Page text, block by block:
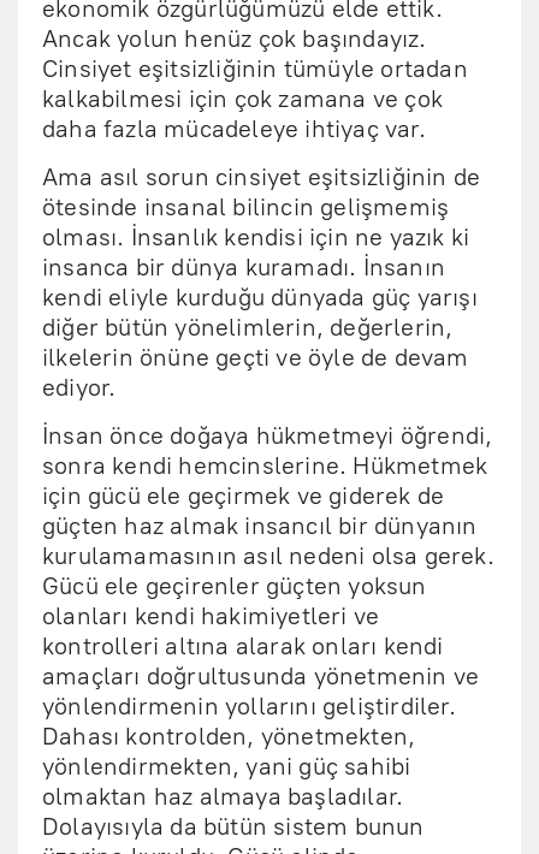
ekonomik özgürlüğümüzü elde ettik.
Ancak yolun henüz çok başındayız.
Cinsiyet eşitsizliğinin tümüyle ortadan
kalkabilmesi için çok zamana ve çok
daha fazla mücadeleye ihtiyaç var.
Ama asıl sorun cinsiyet eşitsizliğinin de
ötesinde insanal bilincin gelişmemiş
olması. İnsanlık kendisi için ne yazık ki
insanca bir dünya kuramadı. İnsanın
kendi eliyle kurduğu dünyada güç yarışı
diğer bütün yönelimlerin, değerlerin,
ilkelerin önüne geçti ve öyle de devam
ediyor.
İnsan önce doğaya hükmetmeyi öğrendi,
sonra kendi hemcinslerine. Hükmetmek
için gücü ele geçirmek ve giderek de
güçten haz almak insancıl bir dünyanın
kurulamamasının asıl nedeni olsa gerek.
Gücü ele geçirenler güçten yoksun
olanları kendi hakimiyetleri ve
kontrolleri altına alarak onları kendi
amaçları doğrultusunda yönetmenin ve
yönlendirmenin yollarını geliştirdiler.
Dahası kontrolden, yönetmekten,
yönlendirmekten, yani güç sahibi
olmaktan haz almaya başladılar.
Dolayısıyla da bütün sistem bunun